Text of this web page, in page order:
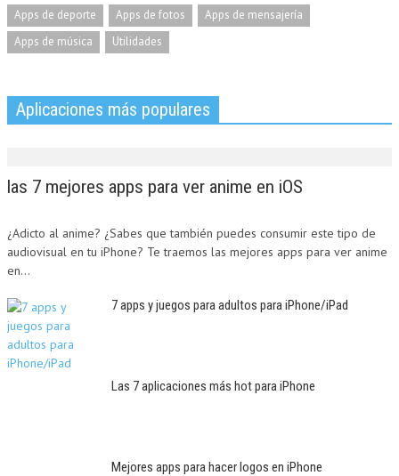
Apps de deporte Apps de fotos
Apps de mensajería
Apps de música
Utilidades
Aplicaciones más populares
las 7 mejores apps para ver anime en iOS
¿Adicto al anime? ¿Sabes que también puedes consumir este tipo de
audiovisual en tu iPhone? Te traemos las mejores apps para ver anime
en...
7 apps y juegos para adultos para iPhone/iPad
Las 7 aplicaciones más hot para iPhone
Mejores apps para hacer logos en iPhone